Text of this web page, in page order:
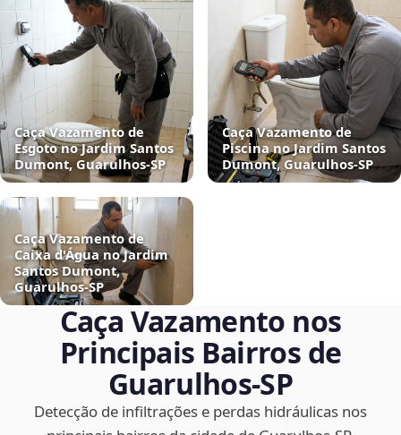
Caça Vazamento de
Esgoto no Jardim Santos
Dumont, Guarulhos‑SP
Caça Vazamento de
Piscina no Jardim Santos
Dumont, Guarulhos‑SP
Caça Vazamento de
Caixa d'Água no Jardim
Santos Dumont,
Guarulhos‑SP
Caça Vazamento nos
Principais Bairros de
Guarulhos‑SP
Detecção de infiltrações e perdas hidráulicas nos